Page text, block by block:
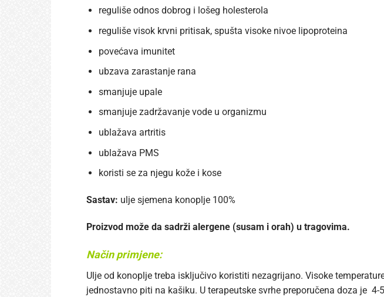
reguliše odnos dobrog i lošeg holesterola
reguliše visok krvni pritisak, spušta visoke nivoe lipoproteina
povećava imunitet
ubzava zarastanje rana
smanjuje upale
smanjuje zadržavanje vode u organizmu
ublažava artritis
ublažava PMS
koristi se za njegu kože i kose
Sastav: ulje sjemena konoplje 100%
Proizvod može da sadrži alergene (susam i orah) u tragovima.
Način primjene:
Ulje od konoplje treba isključivo koristiti nezagrijano. Visoke
jednostavno piti na kašiku. U terapeutske svrhe preporučena doza je